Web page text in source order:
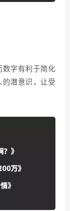
数字有利于简化
潜意识，让受